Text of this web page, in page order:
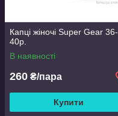
Капці жіночі Super Gear 36-
40р.
В наявності
260 ₴/пара
Купити